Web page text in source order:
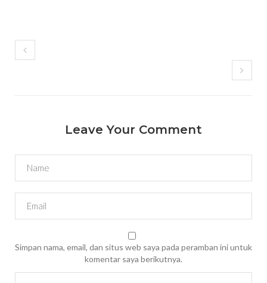
Leave Your Comment
Simpan nama, email, dan situs web saya pada peramban ini untuk
komentar saya berikutnya.